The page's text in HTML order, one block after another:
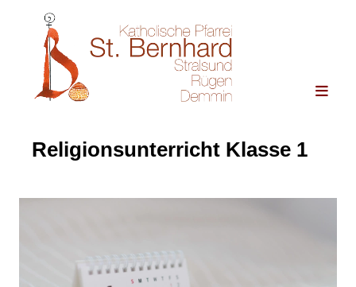
Religionsunterricht Klasse 1